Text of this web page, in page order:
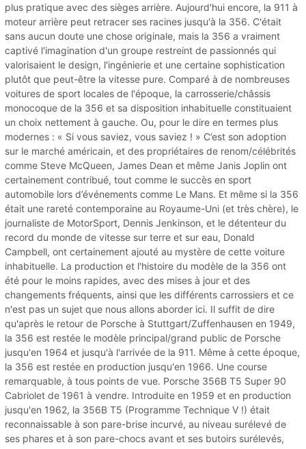
plus pratique avec des sièges arrière. Aujourd'hui encore, la 911 à
moteur arrière peut retracer ses racines jusqu'à la 356. C'était
sans aucun doute une chose originale, mais la 356 a vraiment
captivé l'imagination d'un groupe restreint de passionnés qui
valorisaient le design, l'ingénierie et une certaine sophistication
plutôt que peut-être la vitesse pure. Comparé à de nombreuses
voitures de sport locales de l'époque, la carrosserie/châssis
monocoque de la 356 et sa disposition inhabituelle constituaient
un choix nettement à gauche. Ou, pour le dire en termes plus
modernes : « Si vous saviez, vous saviez ! » C’est son adoption
sur le marché américain, et des propriétaires de renom/célébrités
comme Steve McQueen, James Dean et même Janis Joplin ont
certainement contribué, tout comme le succès en sport
automobile lors d’événements comme Le Mans. Et même si la 356
était une rareté contemporaine au Royaume-Uni (et très chère), le
journaliste de MotorSport, Dennis Jenkinson, et le détenteur du
record du monde de vitesse sur terre et sur eau, Donald
Campbell, ont certainement ajouté au mystère de cette voiture
inhabituelle. La production et l'histoire du modèle de la 356 ont
été pour le moins rapides, avec des mises à jour et des
changements fréquents, ainsi que les différents carrossiers et ce
n'est pas un sujet que nous allons aborder ici. Il suffit de dire
qu'après le retour de Porsche à Stuttgart/Zuffenhausen en 1949,
la 356 est restée le modèle principal/grand public de Porsche
jusqu'en 1964 et jusqu'à l'arrivée de la 911. Même à cette époque,
la 356 est restée en production jusqu'en 1966. Une course
remarquable, à tous points de vue. Porsche 356B T5 Super 90
Cabriolet de 1961 à vendre. Introduite en 1959 et en production
jusqu'en 1962, la 356B T5 (Programme Technique V !) était
reconnaissable à son pare-brise incurvé, au niveau surélevé de
ses phares et à son pare-chocs avant et ses butoirs surélevés,